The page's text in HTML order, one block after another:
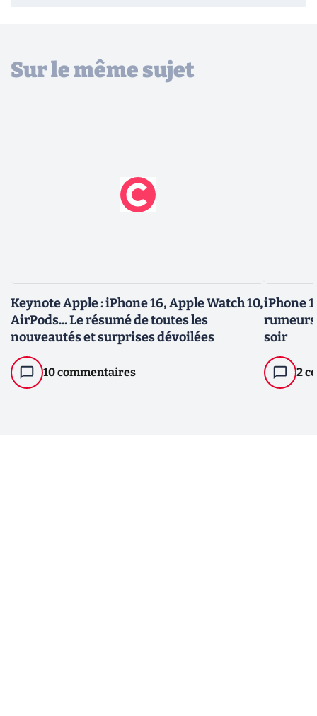
Sur le même sujet
Keynote Apple : iPhone 16, Apple Watch 10,
AirPods... Le résumé de toutes les
nouveautés et surprises dévoilées
10 commentaires
iPhone
rumeurs
soir
2